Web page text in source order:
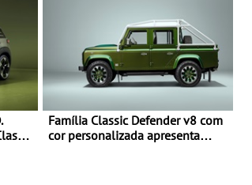
Família Classic Defender v8 com
cor personalizada apresenta